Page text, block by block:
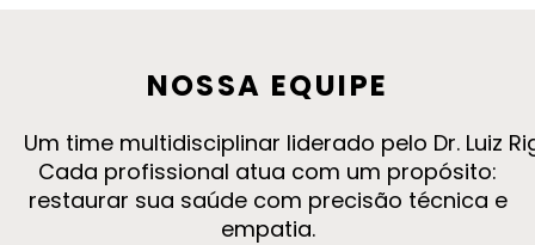
NOSSA EQUIPE
Um time multidisciplinar liderado pelo Dr. Luiz
Cada profissional atua com um propósito:
restaurar sua saúde com precisão técnica e
empatia.